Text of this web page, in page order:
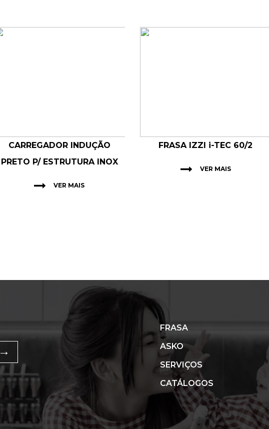
CARREGADOR INDUÇÃO
PRETO P/ ESTRUTURA INOX
VER MAIS
FRASA IZZI i-TEC 60/2
VER MAIS
→
FRASA
ASKO
SERVIÇOS
CATÁLOGOS